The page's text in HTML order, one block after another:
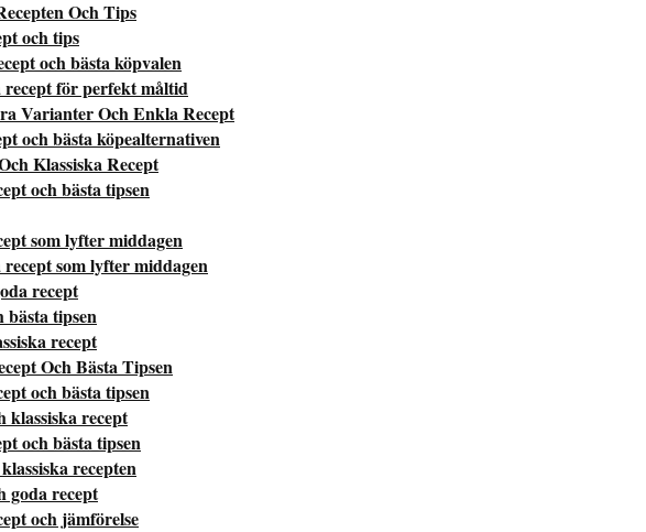
Och Tips
och tips
och bästa köpvalen
recept för perfekt måltid
Varianter Och Enkla Recept
och bästa köpealternativen
Klassiska Recept
och bästa tipsen
som lyfter middagen
som lyfter middagen
recept
bästa tipsen
recept
Och Bästa Tipsen
och bästa tipsen
klassiska recept
och bästa tipsen
recepten
goda recept
och jämförelse